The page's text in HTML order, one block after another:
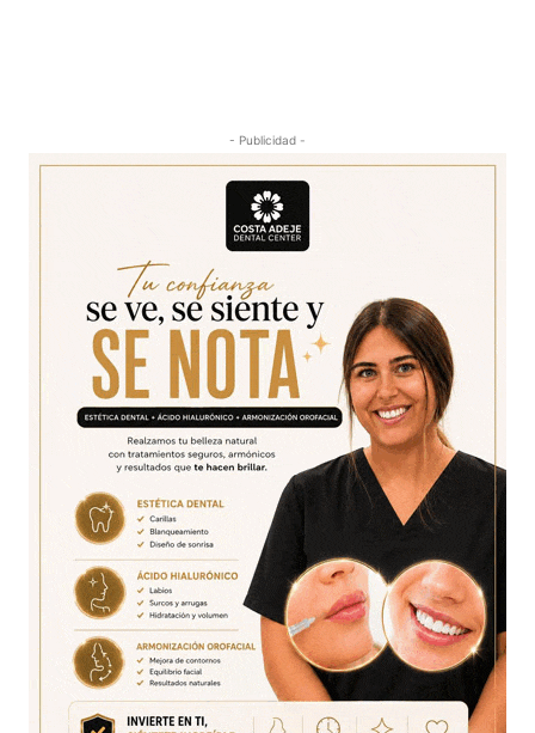
- Publicidad -